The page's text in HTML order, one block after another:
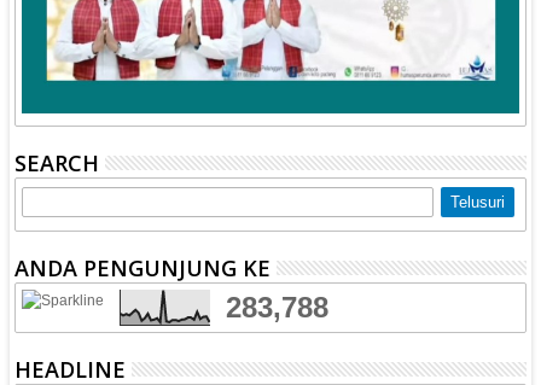
SEARCH
ANDA PENGUNJUNG KE
283,788
HEADLINE